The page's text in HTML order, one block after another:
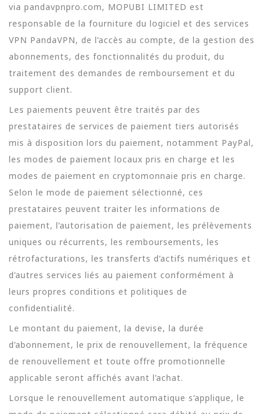
via pandavpnpro.com, MOPUBI LIMITED est
responsable de la fourniture du logiciel et des services
VPN PandaVPN, de l’accès au compte, de la gestion des
abonnements, des fonctionnalités du produit, du
traitement des demandes de remboursement et du
support client.
Les paiements peuvent être traités par des
prestataires de services de paiement tiers autorisés
mis à disposition lors du paiement, notamment PayPal,
les modes de paiement locaux pris en charge et les
modes de paiement en cryptomonnaie pris en charge.
Selon le mode de paiement sélectionné, ces
prestataires peuvent traiter les informations de
paiement, l’autorisation de paiement, les prélèvements
uniques ou récurrents, les remboursements, les
rétrofacturations, les transferts d’actifs numériques et
d’autres services liés au paiement conformément à
leurs propres conditions et politiques de
confidentialité.
Le montant du paiement, la devise, la durée
d’abonnement, le prix de renouvellement, la fréquence
de renouvellement et toute offre promotionnelle
applicable seront affichés avant l’achat.
Lorsque le renouvellement automatique s’applique, le